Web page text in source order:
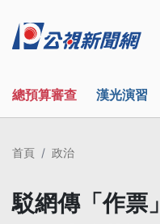
總預算審查 漢光演習
首頁 政治
駁網傳「作票